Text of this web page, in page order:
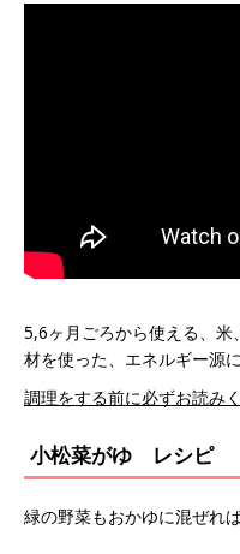
5,6ヶ月ごろから使える、
材を使った、エネルギー源
調理をする前に必ずお読み
小松菜がゆ レシピ
緑の野菜もおかゆに混ぜれ